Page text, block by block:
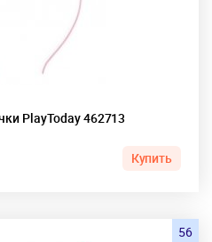
PlayToday 462713
Купить
56